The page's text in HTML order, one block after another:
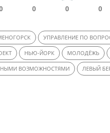
0 0 0
УПРАВЛЕНИЕ ПО
НЬЮ-ЙОРК МОЛОДЁЖЬ
ВОЗМОЖНОСТЯМИ ЛЕВЫЙ